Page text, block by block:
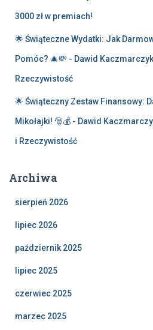
3000 zł w premiach!
🌟 Świąteczne Wydatki: Jak
Pomóc? 🎄💸 - Dawid Kaczmarczyk
Rzeczywistość
🌟 Świąteczny Zestaw Finansowy:
Mikołajki! 🎅💰 - Dawid
i Rzeczywistość
Archiwa
sierpień 2026
lipiec 2026
październik 2025
lipiec 2025
czerwiec 2025
marzec 2025